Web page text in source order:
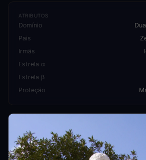
ATRIBUTOS
Domínio
Pais
Irmãs
Estrela α
Estrela β
Proteção